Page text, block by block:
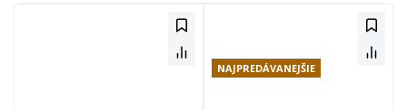
NAJPREDÁVANEJŠIE